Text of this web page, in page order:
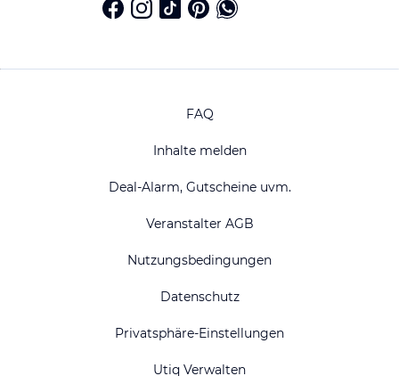
FAQ
Inhalte melden
Deal-Alarm, Gutscheine uvm.
Veranstalter AGB
Nutzungsbedingungen
Datenschutz
Privatsphäre-Einstellungen
Utiq Verwalten